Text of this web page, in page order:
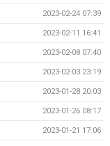
2023-02-24 07:39
2023-02-11 16:41
2023-02-08 07:40
2023-02-03 23:19
2023-01-28 20:03
2023-01-26 08:17
2023-01-21 17:06